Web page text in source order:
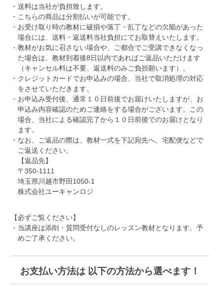
送料は当社が負担致します。
こちらの商品は分割払いが可能です。
お受け取り時の教材に破損や落丁・乱丁などの欠陥があった
場合には、送料・返送料当社負担にてお取替えいたします。
教材がお気に召さない場合や、ご都合でご受講できなくなっ
た場合は、教材到着後8日以内であればご返品いただけます
（キャンセル料は不要、返送料のみご負担願います）。
クレジットカードでお申込みの場合、当社で取消処理の対応
をさせていただきます。
お申込み受付後、通常１０日前後でお届けいたしますが、お
申込み内容確認のためご連絡をする場合がございます。この
場合、当社による確認完了から１０日前後でのお届けとなり
ます。
なお、ご返品の際は、教材一式を下記宛先へ、宅配便などで
ご返送ください。
【返品先】
〒350-1111
埼玉県川越市野田1050-1
株式会社ユーキャンロジ
【必ずご覧ください】
当講座は添削・質問受付なしのレッスン教材となります。予
めご了承ください。
お支払い方法は 以下の方法から選べます！